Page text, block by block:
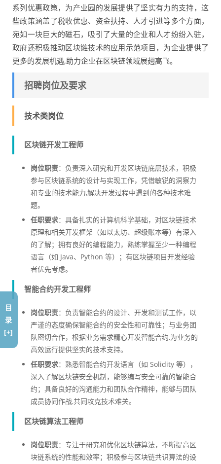
系列优惠政策，为产业园的发展提供了坚实有力的支持，这
些政策涵盖了税收优惠、资金扶持、人才引进等多个方面，
宛如一块巨大的磁石，吸引了大量的企业和人才纷纷入驻，
政府还积极推动区块链技术的应用示范项目，为企业提供了
更多的发展机遇,助力企业在区块链领域展翅高飞。
招聘岗位及要求
技术类岗位
区块链开发工程师
岗位职责：负责深入研究和开发区块链底层技术，积极
参与区块链系统的设计与实现工作，凭借敏锐的洞察力
和专业的技术能力,解决开发过程中遇到的各种技术难
题。
任职要求：具备扎实的计算机科学基础，对区块链技术
原理和相关开发框架（如以太坊、超级账本等）有深入
的了解；拥有良好的编程能力，熟练掌握至少一种编程
语言（如 Java、Python 等）；有区块链项目开发经验
者优先考虑。
智能合约开发工程师
岗位职责：负责智能合约的设计、开发和测试工作，以
严谨的态度确保智能合约的安全性和可靠性；与业务团
队密切合作，根据业务需求精心开发智能合约,为业务的
高效运行提供坚实的技术支持。
任职要求：熟悉智能合约开发语言（如 Solidity 等），
深入了解区块链安全机制，能够编写安全可靠的智能合
约；具备良好的沟通能力和团队合作精神，能够与团队
成员协同作战,共同攻克技术难关。
区块链算法工程师
岗位职责：专注于研究和优化区块链算法，不断提高区
块链系统的性能和效率；积极参与区块链共识算法的设
目
录
[+]